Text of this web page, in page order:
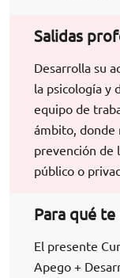
Salidas
Desarrolla su
la psicología y
equipo de
ámbito, donde
prevención de
público o
Para qué
El presente
Apego +